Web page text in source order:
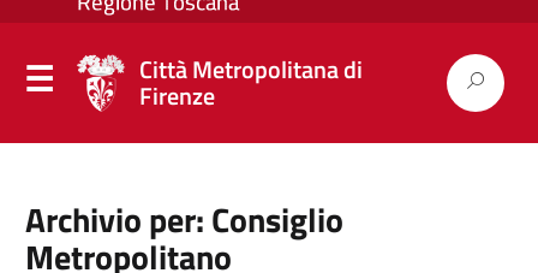
Città Metropolitana di
Firenze
Archivio per: Consiglio
Metropolitano